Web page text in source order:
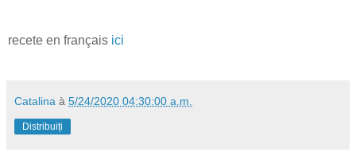
recete en français ici
Catalina à 5/24/2020 04:30:00 a.m.
Distribuiți